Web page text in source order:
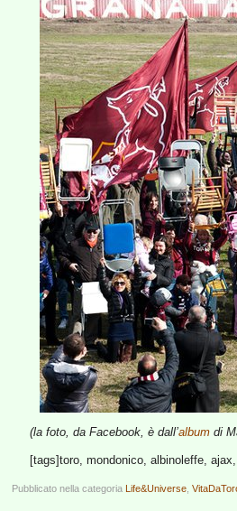
(la foto, da Facebook, è dall’albumdi
[tags]toro, mondonico, albinoleffe,
Pubblicato nella categoria Life&Universe